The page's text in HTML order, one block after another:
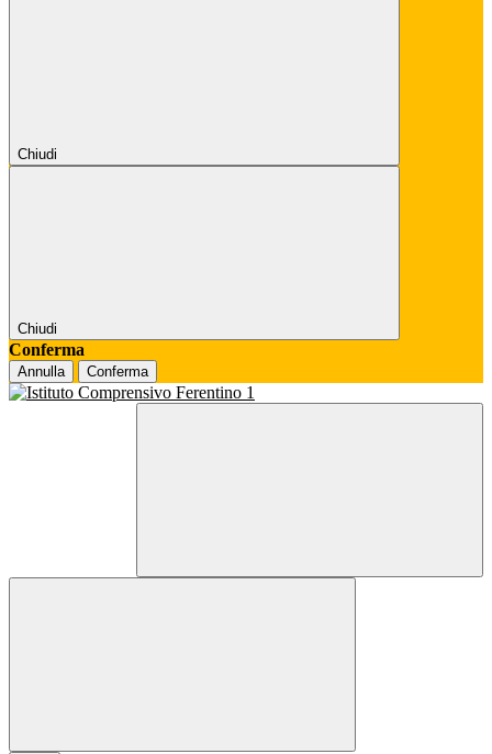
Chiudi
Chiudi
Conferma
Annulla Conferma